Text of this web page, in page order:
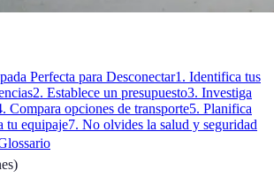
Perfecta para Desconectar1. Identifica tus
2. Establece un presupuesto3. Investiga
Compara opciones de transporte5. Planifica
tu equipaje7. No olvides la salud y seguridad
)